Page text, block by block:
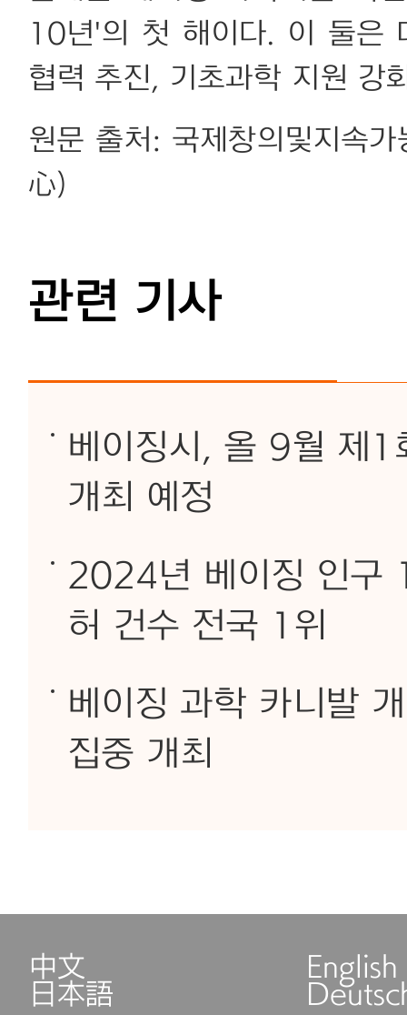
10년'의 첫 해이다. 이 둘은
협력 추진, 기초과학 지원 강
원문 출처: 국제창의및지속
心)
관련 기사
베이징시, 올 9월 제
개최 예정
2024년 베이징 인구
허 건수 전국 1위
베이징 과학 카니발
집중 개최
中文 English
日本語